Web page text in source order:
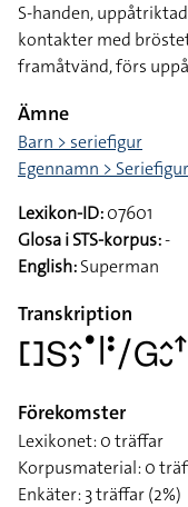
S-handen,
kontakter med
framåtvänd, förs
Ämne
Barn > seriefigur
Egennamn > Seriefigur
Lexikon-ID:07601
Glosa i STS-korpus:-
English:Superman
Transkription
Förekomster
Lexikonet: 0 träffar
Korpusmaterial: 0
Enkäter: 3 träffar (2%)